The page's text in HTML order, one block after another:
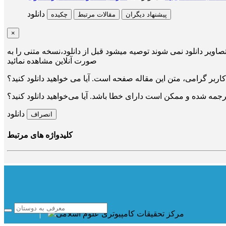
دانلود چکیده مقالات مرتبط پیشنهاد دیگران
×
دانلود نمی شوند توصیه میشود قبل از دانلود،نسخه متنی را به
صورت آنلاین مشاهده نمائید
کاربر گرامی، متن این مقاله صفحه است. آیا می خواهید دانلود کنید؟
شده و ممکن است دارای خطا باشد. آیا می‌خواهید دانلود کنید؟
دانلود انصراف
کلیدواژه های مرتبط